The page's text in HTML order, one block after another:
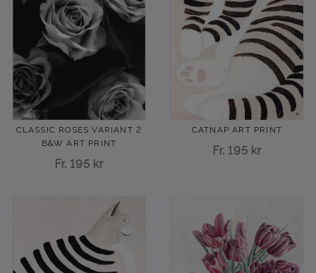
CLASSIC ROSES VARIANT 2
B&W ART PRINT
Fr. 195 kr
CATNAP ART PRINT
Fr. 195 kr